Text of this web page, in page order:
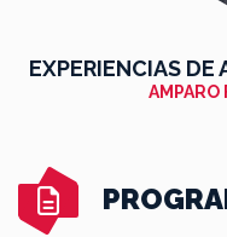
EXPERIENCIAS
AMPARO